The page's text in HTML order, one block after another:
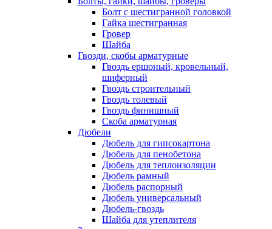
Болт c шестигранной головкой
Гайка шестигранная
Гровер
Шайба
Гвозди, скобы арматурные
Гвоздь ершоный, кровельный,
шиферный
Гвоздь строительный
Гвоздь толевый
Гвоздь финишный
Скоба арматурная
Дюбели
Дюбель для гипсокартона
Дюбель для пенобетона
Дюбель для теплоизоляции
Дюбель рамный
Дюбель распорный
Дюбель универсальный
Дюбель-гвоздь
Шайба для утеплителя